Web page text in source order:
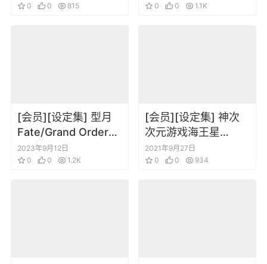
Artworks Vol.03
0
0 815
0
0 1.1K
[会员][设定集] 型月
Fate/Grand Order
Material XIII
2023年9月12日
0
0 1.2K
[会员][设定集] 神次
次元游戏海王星
Re;Birth3 V世纪
Visual Collection
2021年9月27日
0
0 934